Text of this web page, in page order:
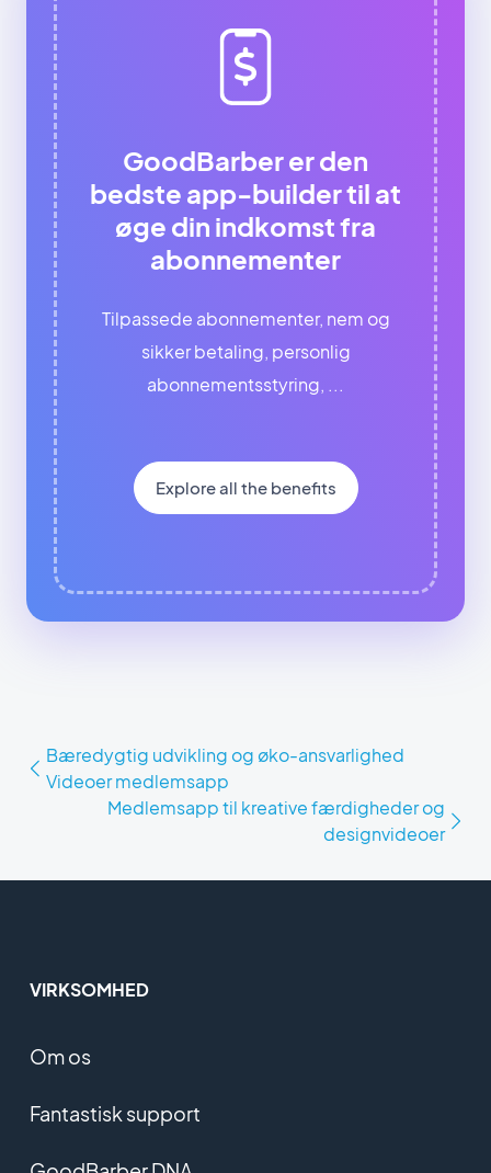
GoodBarber er den
bedste app-builder til at
øge din indkomst fra
abonnementer
Tilpassede abonnementer, nem og
sikker betaling, personlig
abonnementsstyring, ...
Explore all the benefits
Bæredygtig udvikling og øko-ansvarlighed
Videoer medlemsapp
Medlemsapp til kreative færdigheder og
designvideoer
VIRKSOMHED
Om os
Fantastisk support